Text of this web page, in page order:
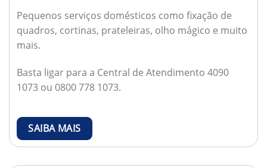
Pequenos serviços domésticos como fixação de
quadros, cortinas, prateleiras, olho mágico e muito
mais.
Basta ligar para a Central de Atendimento 4090
1073 ou 0800 778 1073.
SAIBA MAIS